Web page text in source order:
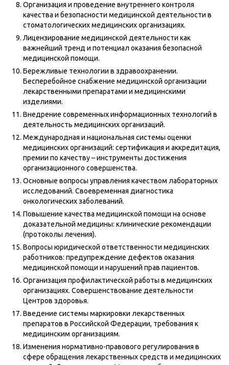
Организация и проведение внутреннего контроля
качества и безопасности медицинской деятельности в
стоматологических медицинских организациях.
Лицензирование медицинской деятельности как
важнейший тренд и потенциал оказания безопасной
медицинской помощи.
Бережливые технологии в здравоохранении.
Бесперебойное снабжение медицинской организации
лекарственными препаратами и медицинскими
изделиями.
Внедрение современных информационных технологий в
деятельность медицинских организаций.
Международная и национальная системы оценки
медицинских организаций: сертификация и аккредитация,
премии по качеству – инструменты достижения
организационного совершенства.
Основные вопросы управления качеством лабораторных
исследований. Своевременная диагностика
онкологических заболеваний.
Повышение качества медицинской помощи на основе
доказательной медицины: клинические рекомендации
(протоколы лечения).
Вопросы юридической ответственности медицинских
работников: предупреждение дефектов оказания
медицинской помощи и нарушений прав пациентов.
Организация профилактической работы в медицинских
организациях. Совершенствование деятельности
Центров здоровья.
Введение системы маркировки лекарственных
препаратов в Российской Федерации, требования к
медицинским организациям.
Изменения нормативно-правового регулирования в
сфере обращения лекарственных средств и медицинских